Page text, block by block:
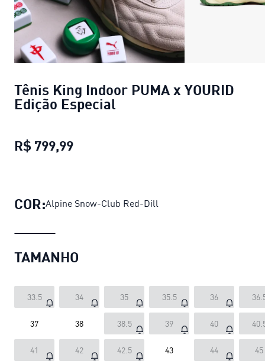
Tênis King Indoor PUMA x YOURID
Edição Especial
R$ 799,99
COR:Alpine Snow-Club Red-Dill
TAMANHO
33.5 34 35 35.5 36
37 38 38.5 39 40
41 42 42.5 43 44 45